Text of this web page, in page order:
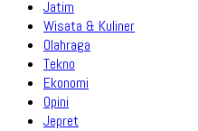
Jatim
Wisata & Kuliner
Olahraga
Tekno
Ekonomi
Opini
Jepret